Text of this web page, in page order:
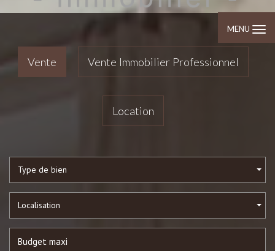
MENU
Vente Vente Immobilier Professionnel
Location
Type de bien
Localisation